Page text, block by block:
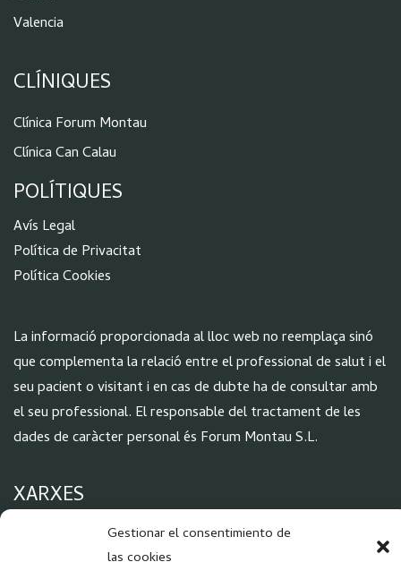
Gestionar el consentimiento de
Valencia
CLÍNIQUES
Clínica Forum Montau
Clínica Can Calau
POLÍTIQUES
Avís Legal
Política de Privacitat
Política Cookies
La informació proporcionada al lloc web no reemplaça sinó
que complementa la relació entre el professional de salut i el
seu pacient o visitant i en cas de dubte ha de consultar amb
el seu professional. El responsable del tractament de les
dades de caràcter personal és Forum Montau S.L.
XARXES